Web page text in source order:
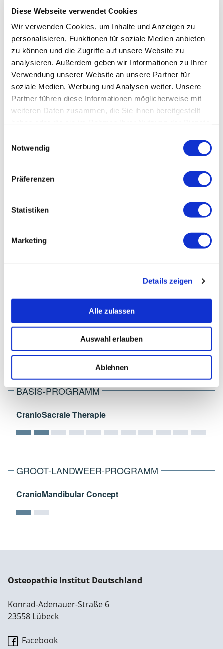
Diese Webseite verwendet Cookies
Wir verwenden Cookies, um Inhalte und Anzeigen zu
personalisieren, Funktionen für soziale Medien anbieten
zu können und die Zugriffe auf unsere Website zu
analysieren. Außerdem geben wir Informationen zu Ihrer
Verwendung unserer Website an unsere Partner für
soziale Medien, Werbung und Analysen weiter. Unsere
Partner führen diese Informationen möglicherweise mit
weiteren Daten zusammen, die Sie ihnen bereitgestellt
Notwendig
Präferenzen
Statistiken
Marketing
Details zeigen
Alle zulassen
Auswahl erlauben
Ablehnen
PLAGEMANN, LYN
Medizinisches Therapiezentrum Lichtenrade
12305 Berlin
FORTBILDUNGSSTAND
BASIS-PROGRAMM
CranioSacrale Therapie
GROOT-LANDWEER-PROGRAMM
CranioMandibular Concept
Osteopathie Institut Deutschland
Konrad-Adenauer-Straße 6
23558 Lübeck
Facebook